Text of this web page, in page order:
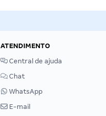
ATENDIMENTO
Central de ajuda
Chat
WhatsApp
E-mail